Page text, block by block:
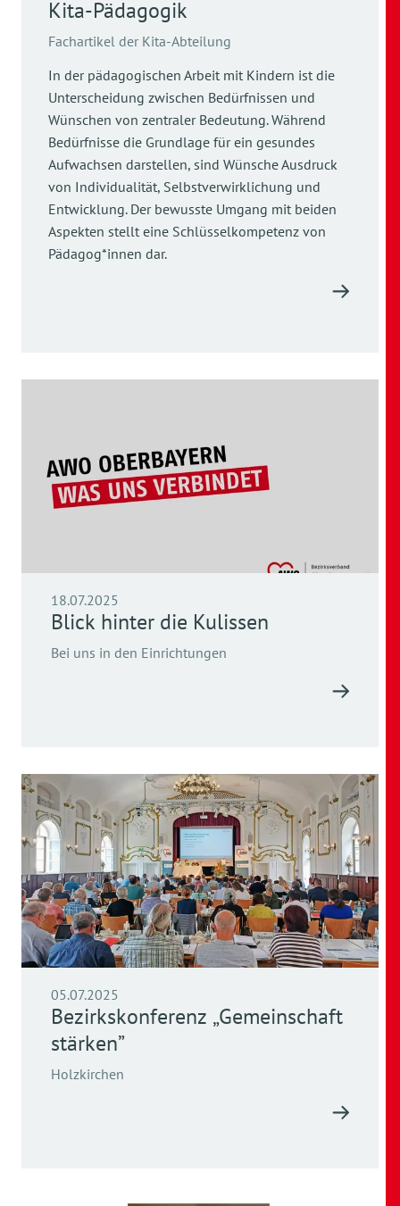
Kita-Pädagogik
Fachartikel der Kita-Abteilung
In der pädagogischen Arbeit mit Kindern ist die
Unterscheidung zwischen Bedürfnissen und
Wünschen von zentraler Bedeutung. Während
Bedürfnisse die Grundlage für ein gesundes
Aufwachsen darstellen, sind Wünsche Ausdruck
von Individualität, Selbstverwirklichung und
Entwicklung. Der bewusste Umgang mit beiden
Aspekten stellt eine Schlüsselkompetenz von
Pädagog*innen dar.
18.07.2025
Blick hinter die Kulissen
Bei uns in den Einrichtungen
05.07.2025
Bezirkskonferenz „Gemeinschaft
stärken”
Holzkirchen